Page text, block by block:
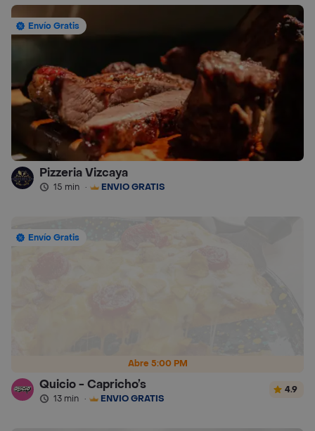
Envío Gratis
Pizzeria Vizcaya
15 min · ENVÍO GRATIS
Abre 5:00 PM
Envío Gratis
Quicio - Capricho’s
13 min · ENVÍO GRATIS
4.9